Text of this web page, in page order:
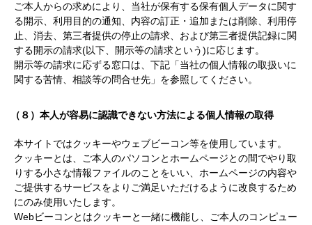
ご本人からの求めにより、当社が保有する保有個人データに関す
る開示、利用目的の通知、内容の訂正・追加または削除、利用停
止、消去、第三者提供の停止の請求、および第三者提供記録に関
する開示の請求(以下、開示等の請求という)に応じます。
開示等の請求に応ずる窓口は、下記「当社の個人情報の取扱いに
関する苦情、相談等の問合せ先」を参照してください。
（８）本人が容易に認識できない方法による個人情報の取得
本サイトではクッキーやウェブビーコン等を使用しています。
クッキーとは、ご本人のパソコンとホームページとの間でやり取
りする小さな情報ファイルのことをいい、ホームページの内容や
ご提供するサービスをよりご満足いただけるように改良するため
にのみ使用いたします。
Webビーコンとはクッキーと一緒に機能し、ご本人のコンピュー